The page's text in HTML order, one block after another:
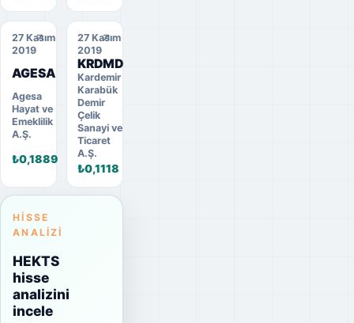
27 Kasım
2019
AGESA
Agesa
Hayat ve
Emeklilik
A.Ş.
₺0,1889
27 Kasım
2019
KRDMD
Kardemir
Karabük
Demir
Çelik
Sanayi ve
Ticaret
A.Ş.
₺0,1118
HISSE
ANALIZI
HEKTS
hisse
analizini
incele